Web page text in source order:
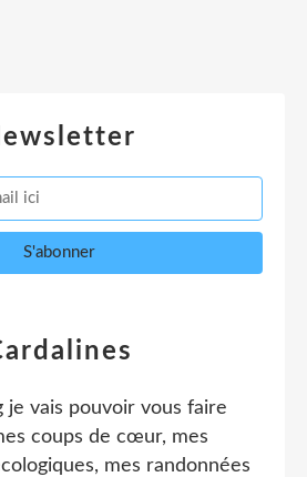
je vais pouvoir vous faire
coups de cœur, mes
mes randonnées